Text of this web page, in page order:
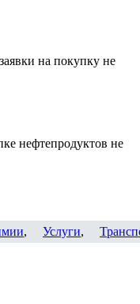
на покупку не
нефтепродуктов не
, Услуги,